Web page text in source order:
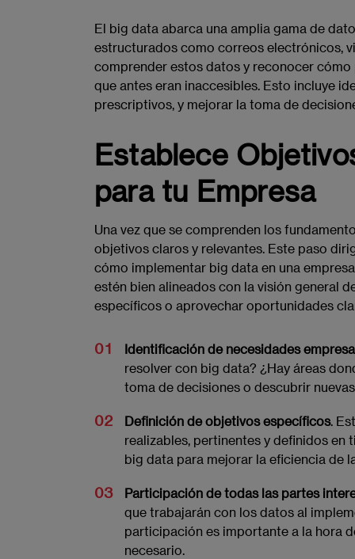
El big data abarca una amplia gama de
estructurados como correos electrónicos,
comprender estos datos y reconocer
que antes eran inaccesibles. Esto incluye
prescriptivos, y mejorar la toma de
Establece
para tu Empresa
Una vez que se comprenden los
objetivos claros y relevantes. Este paso
cómo implementar big data en una
estén bien alineados con la visión general
específicos o aprovechar oportunidades
Identificación de necesidades
resolver con big data? ¿Hay áreas
toma de decisiones o descubrir
Definición de objetivos específicos.
realizables, pertinentes y definidos en
big data para mejorar la eficiencia de
Participación de todas las partes
que trabajarán con los datos al
participación es importante a la hora
necesario.